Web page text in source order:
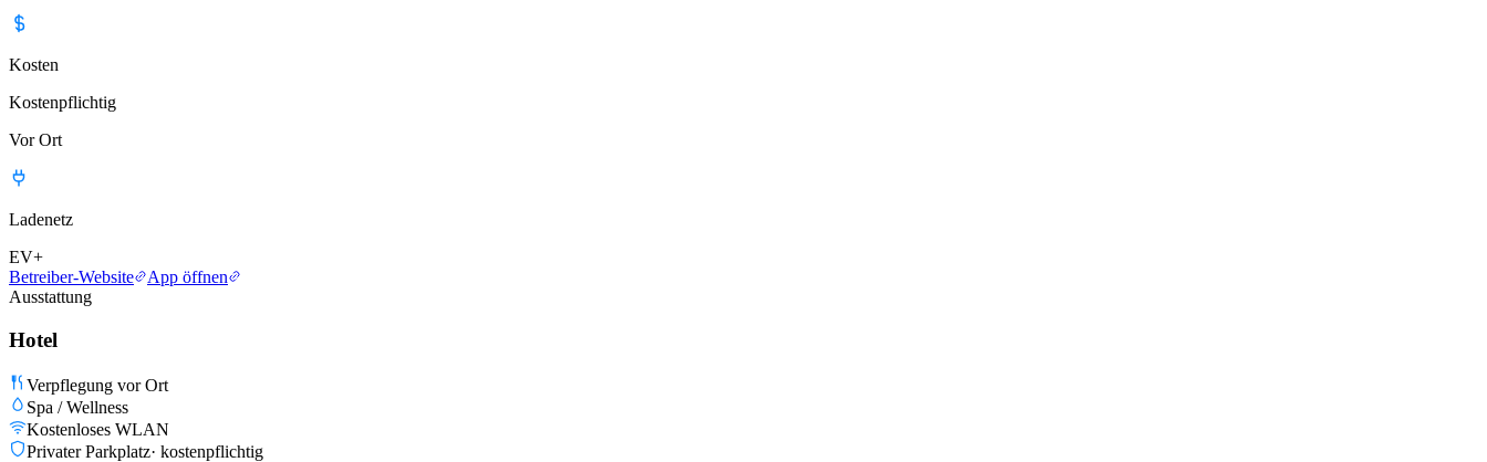
Kosten
Kostenpflichtig
Vor Ort
Ladenetz
EV+
Betreiber-Website
App öffnen
Ausstattung
Hotel
Verpflegung vor Ort
Spa / Wellness
Kostenloses WLAN
Privater Parkplatz· kostenpflichtig